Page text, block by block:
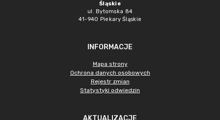
Śląskie
ul. Bytomska 84
41-940 Piekary Śląskie
INFORMACJE
Mapa strony
Ochrona danych osobowych
Rejestr zmian
Statystyki odwiedzin
AKTUALIZACJE